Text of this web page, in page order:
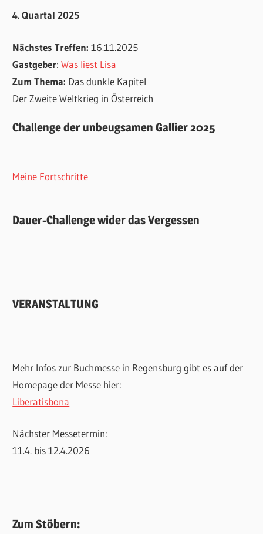
4. Quartal 2025
Nächstes Treffen:16.11.2025
Gastgeber:Was liest Lisa
Zum Thema: Das dunkle Kapitel
Der Zweite Weltkrieg in Österreich
Challenge der unbeugsamen Gallier 2025
Meine Fortschritte
Dauer-Challenge wider das Vergessen
VERANSTALTUNG
Mehr Infos zur Buchmesse in Regensburg gibt es auf der
Homepage der Messe hier:
Liberatisbona
Nächster Messetermin:
11.4. bis 12.4.2026
Zum Stöbern: